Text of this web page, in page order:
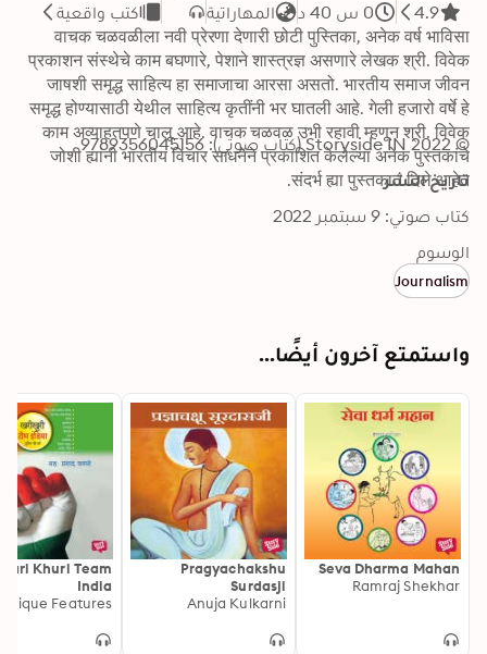
4.9 0 س 40 د المهاراتية
كتب واقعية
संदर्भ ह्या पुस्तकात दिले आहेत.
© 2022 Storyside IN (كتاب صوتي): 9789356045156
تاريخ النشر
كتاب صوتي: 9 سبتمبر 2022
الوسوم
Journalism
واستمتع آخرون أيضًا...
Seva Dharma Mahan
Ramraj Shekhar
Pragyachakshu
Surdasji
Anuja Kulkarni
Khuri Team
India
Unique Features